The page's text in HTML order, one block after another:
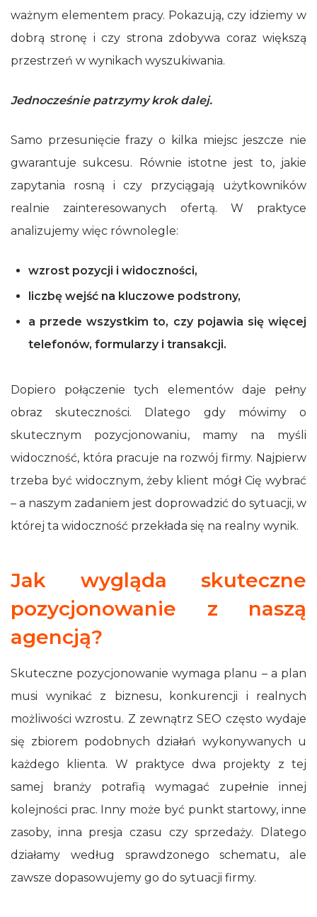
ważnym elementem pracy. Pokazują, czy idziemy w
dobrą stronę i czy strona zdobywa coraz większą
przestrzeń w wynikach wyszukiwania.
Jednocześnie patrzymy krok dalej.
Samo przesunięcie frazy o kilka miejsc jeszcze nie
gwarantuje sukcesu. Równie istotne jest to, jakie
zapytania rosną i czy przyciągają użytkowników
realnie zainteresowanych ofertą. W praktyce
analizujemy więc równolegle:
wzrost pozycji i widoczności,
liczbę wejść na kluczowe podstrony,
a przede wszystkim to, czy pojawia się więcej
telefonów, formularzy i transakcji.
Dopiero połączenie tych elementów daje pełny
obraz skuteczności. Dlatego gdy mówimy o
skutecznym pozycjonowaniu, mamy na myśli
widoczność, która pracuje na rozwój firmy. Najpierw
trzeba być widocznym, żeby klient mógł Cię wybrać
– a naszym zadaniem jest doprowadzić do sytuacji, w
której ta widoczność przekłada się na realny wynik.
Jak wygląda skuteczne
pozycjonowanie z naszą
agencją?
Skuteczne pozycjonowanie wymaga planu – a plan
musi wynikać z biznesu, konkurencji i realnych
możliwości wzrostu. Z zewnątrz SEO często wydaje
się zbiorem podobnych działań wykonywanych u
każdego klienta. W praktyce dwa projekty z tej
samej branży potrafią wymagać zupełnie innej
kolejności prac. Inny może być punkt startowy, inne
zasoby, inna presja czasu czy sprzedaży. Dlatego
działamy według sprawdzonego schematu, ale
zawsze dopasowujemy go do sytuacji firmy.